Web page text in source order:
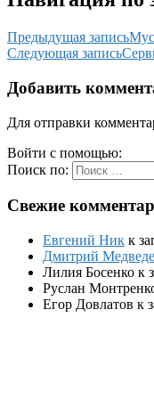
Предыдущая запись
Следующая запись
Добавить
Для отправки
Войти с помощью:
Поиск по:
Свежие
Евгений Ник к
Дмитрий
Лилия Босенко к
Руслан
Егор Довлатов к